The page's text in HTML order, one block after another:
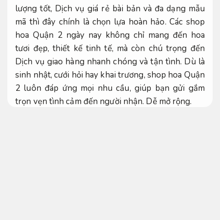
lượng tốt, Dịch vụ giá rẻ bài bản và đa dạng mẫu
mã thì đây chính là chọn lựa hoàn hảo. Các shop
hoa Quận 2 ngày nay không chỉ mang đến hoa
tươi đẹp, thiết kế tinh tế, mà còn chú trọng đến
Dịch vụ giao hàng nhanh chóng và tận tình. Dù là
sinh nhật, cưới hỏi hay khai trương, shop hoa Quận
2 luôn đáp ứng mọi nhu cầu, giúp bạn gửi gắm
trọn vẹn tình cảm đến người nhận. Dễ mở rộng.